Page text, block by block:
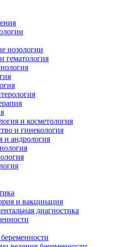
нозологии
гематология
и косметология
и гинекология
и андрология
и вакцинация
диагностика